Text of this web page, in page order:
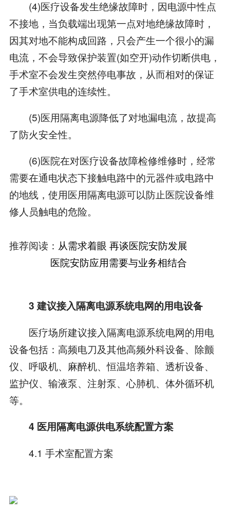
(4)医疗设备发生绝缘故障时，因电源中性点
不接地，当负载端出现第一点对地绝缘故障时，
因其对地不能构成回路，只会产生一个很小的漏
电流，不会导致保护装置(如空开)动作切断供电，
手术室不会发生突然停电事故，从而相对的保证
了手术室供电的连续性。
(5)医用隔离电源降低了对地漏电流，故提高
了防火安全性。
(6)医院在对医疗设备故障检修维修时，经常
需要在通电状态下接触电路中的元器件或电路中
的地线，使用医用隔离电源可以防止医院设备维
修人员触电的危险。
推荐阅读： 从需求着眼 再谈医院安防发展
医院安防应用需要与业务相结合
3 建议接入隔离电源系统电网的用电设备
医疗场所建议接入隔离电源系统电网的用电
设备包括：高频电刀及其他高频外科设备、除颤
仪、呼吸机、麻醉机、恒温培养箱、透析设备、
监护仪、输液泵、注射泵、心肺机、体外循环机
等。
4 医用隔离电源供电系统配置方案
4.1 手术室配置方案